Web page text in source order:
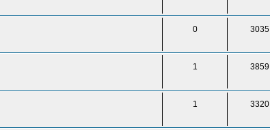
0 3035
1 3859
1 3320